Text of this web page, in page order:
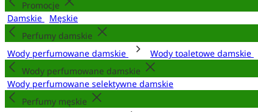
Promocje
Damskie
Męskie
Perfumy damskie
Wody perfumowane damskie
Wody toaletowe damskie
Wody perfumowane damskie
Wody perfumowane selektywne damskie
Perfumy męskie